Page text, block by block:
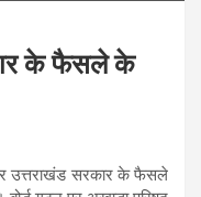
के फैसले के
उत्तराखंड सरकार के फैसले